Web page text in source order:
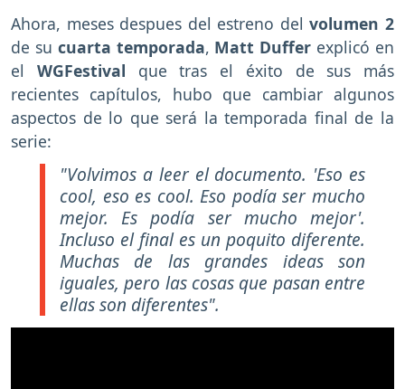
Ahora, meses despues del estreno del volumen 2
de su cuarta temporada, Matt Duffer explicó en
el WGFestival que tras el éxito de sus más
recientes capítulos, hubo que cambiar algunos
aspectos de lo que será la temporada final de la
serie:
"Volvimos a leer el documento. 'Eso es
cool, eso es cool. Eso podía ser mucho
mejor. Es podía ser mucho mejor'.
Incluso el final es un poquito diferente.
Muchas de las grandes ideas son
iguales, pero las cosas que pasan entre
ellas son diferentes".